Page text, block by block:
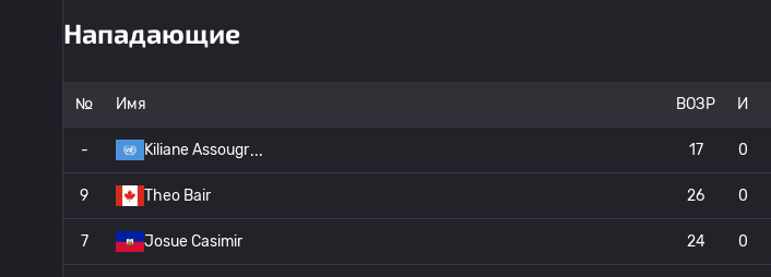
Нападающие
№ Имя ВОЗР И
- Kiliane Assougr 17 0
9 Theo Bair 26 0
7 Josue Casimir 24 0